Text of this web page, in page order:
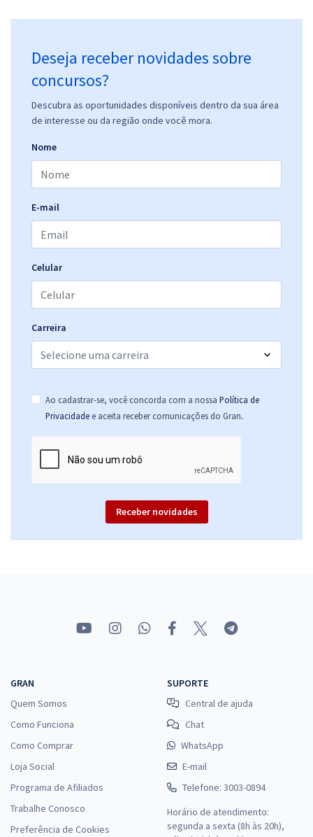
Deseja receber novidades sobre
concursos?
Descubra as oportunidades disponíveis dentro da sua área
de interesse ou da região onde você mora.
Nome
E-mail
Celular
Carreira
Ao cadastrar-se, você concorda com a nossa Política de
Privacidade e aceita receber comunicações do Gran.
Receber novidades
GRAN
Quem Somos
Como Funciona
Como Comprar
Loja Social
Programa de Afiliados
Trabalhe Conosco
Preferência de Cookies
SUPORTE
Central de ajuda
Chat
WhatsApp
E-mail
Telefone: 3003-0894
Horário de atendimento:
segunda a sexta (8h às 20h),